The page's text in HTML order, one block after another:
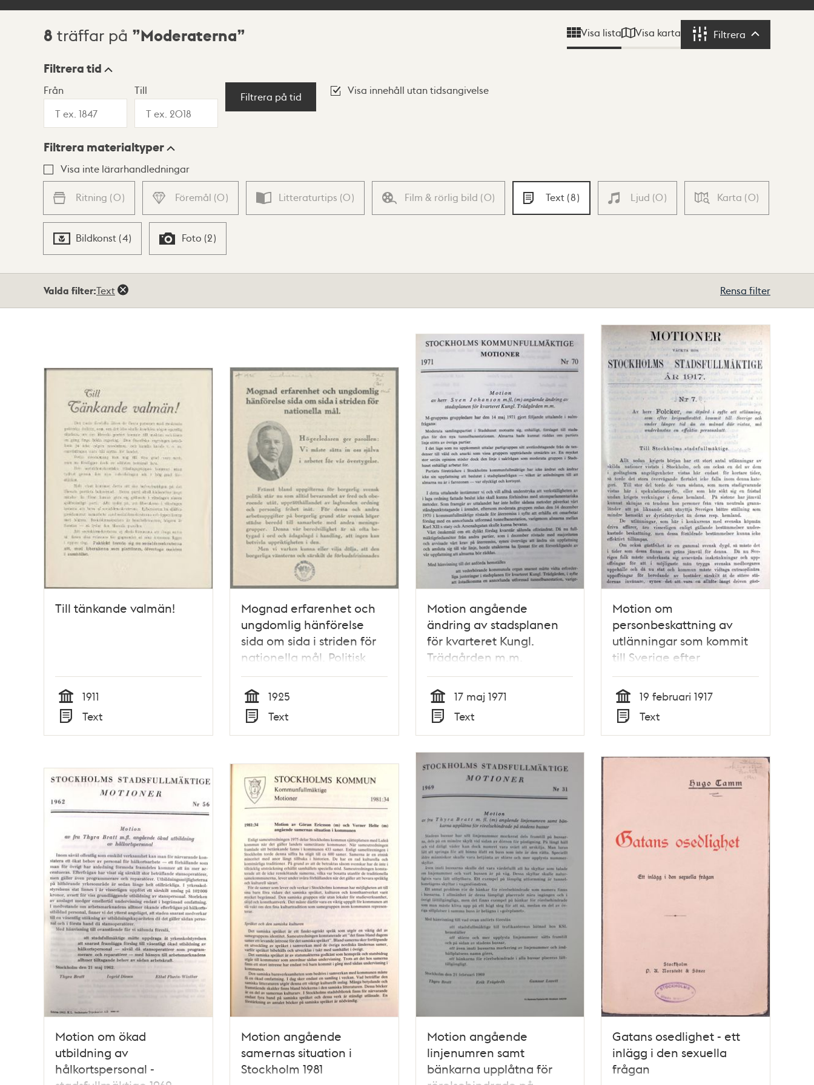
Sökresultat
8 träffar på Moderaterna Visa lista Visa karta Filtrera Filtrera
Visningsläge
Lista Karta
Filtrera tid
Från Till
Filtrera på tid
Visa innehåll utan tidsangivelse
Filtrera materialtyper
Visa inte lärarhandledningar
Ritning (0) Föremål (0) Litteraturtips (0) Film & rörlig bild (0) Text (8) Ljud (0) Karta (0)
Bildkonst (4) Foto (2)
Valda filter:Text Rensa filter
Till tänkande valmän!
Tid
1911
Typ
Text
Mognad erfarenhet och
ungdomlig hänförelse
sida om sida i striden för
nationella mål. Politisk
pamflett av högerledaren
Arvid Lindman
Tid
1925
Typ
Text
Motion angående
ändring av stadsplanen
för kvarteret Kungl.
Trädgården m.m.
[Almstriden] –
Kommunfullmäktige 1971
Tid
17 maj 1971
Typ
Text
Motion om
personbeskattning av
utlänningar som kommit
till Sverige efter
krigsutbrottet -
stadsfullmäktige 1917
Tid
19 februari 1917
Typ
Text
Motion om ökad
utbildning av
hålkortspersonal -
Motion angående
samernas situation i
Stockholm 1981
Motion angående
linjenumren samt
bänkarna upplåtna för
Gatans osedlighet - ett
inlägg i den sexuella
frågan